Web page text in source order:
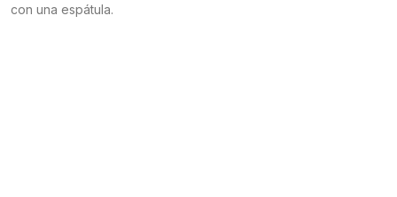
con una espátula.